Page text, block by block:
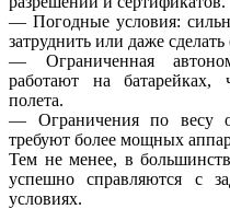
— Погодные условия:
затруднить или даже
— Ограниченная
работают на батарейках,
полета.
— Ограничения по весу
требуют более мощных
Тем не менее, в
успешно справляются с
условиях.